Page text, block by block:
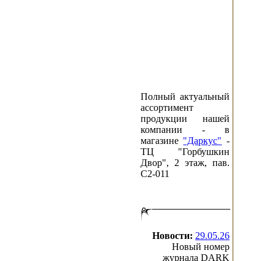
Полный актуальный
ассортимент
продукции нашей
компании - в
магазине "Даркус" -
ТЦ "Горбушкин
Двор", 2 этаж, пав.
C2-011
Новости: 29.05.26
Новый номер
журнала DARK